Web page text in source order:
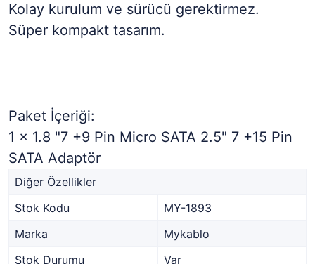
Kolay kurulum ve sürücü gerektirmez.
Süper kompakt tasarım.
Paket İçeriği:
1 x 1.8 "7 +9 Pin Micro SATA 2.5" 7 +15 Pin
SATA Adaptör
Diğer Özellikler
Stok Kodu
MY-1893
Marka
Mykablo
Stok Durumu
Var